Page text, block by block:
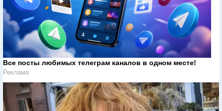
Все посты любимых телеграм каналов в одном месте!
Реклама